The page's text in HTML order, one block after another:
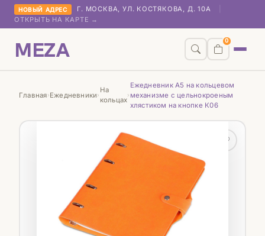
НОВЫЙ АДРЕС Г. МОСКВА, УЛ. КОСТЯКОВА, Д. 10А
ОТКРЫТЬ НА КАРТЕ →
MEZA 0
Главная›Ежедневники›
На
кольцах
›
Ежедневник А5 на кольцевом
механизме с цельнокроеным
хлястиком на кнопке К06
♡